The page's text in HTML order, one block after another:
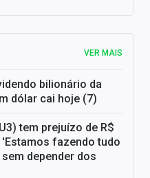
VER MAIS
bilionário da
dólar cai hoje (7)
tem prejuízo de R$
fazendo tudo
depender dos